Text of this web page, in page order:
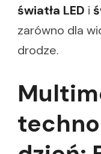
światła LED i
zarówno dla
drodze.